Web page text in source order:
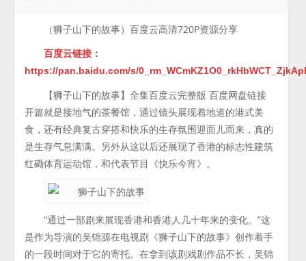
（狮子山下的故事）百度云高清720P资源分享
百度云链接 ：
https://pan.baidu.com/s/
【狮子山下的故事】全集百度云完整版 百度网盘链接
开篇就是接地气的茶餐馆，通过镜头展现着地道的港式美
食，还有经典复古穿搭和快乐的生存氛围迎面儿而来，真的
是生存气息满满。另外从这以后还展现了香港的标志性建筑
红磡体育运动馆，和代表节目《快乐今宵》。
“通过一部剧来展现香港和香港人几十年来的变化。”这
是作为导演的吴锦源在电视剧《狮子山下的故事》创作着手
的一段时间对于它的寄托。在拿到该剧戏剧作品不长，吴锦